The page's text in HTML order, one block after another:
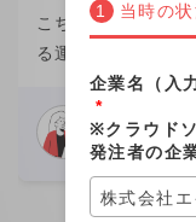
こちらの企業が他
る運用保守案件の
した。 こちらの
らなるチームの一
さん親切でした。
個人的な繋がりが
Webデ
女性
当時の
企業名（入
*
※クラウド
発注者の企